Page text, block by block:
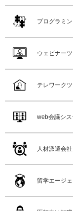
プログラミ
ウェビナー
テレワーク
web会議シス
人材派遣会社
留学エージェ